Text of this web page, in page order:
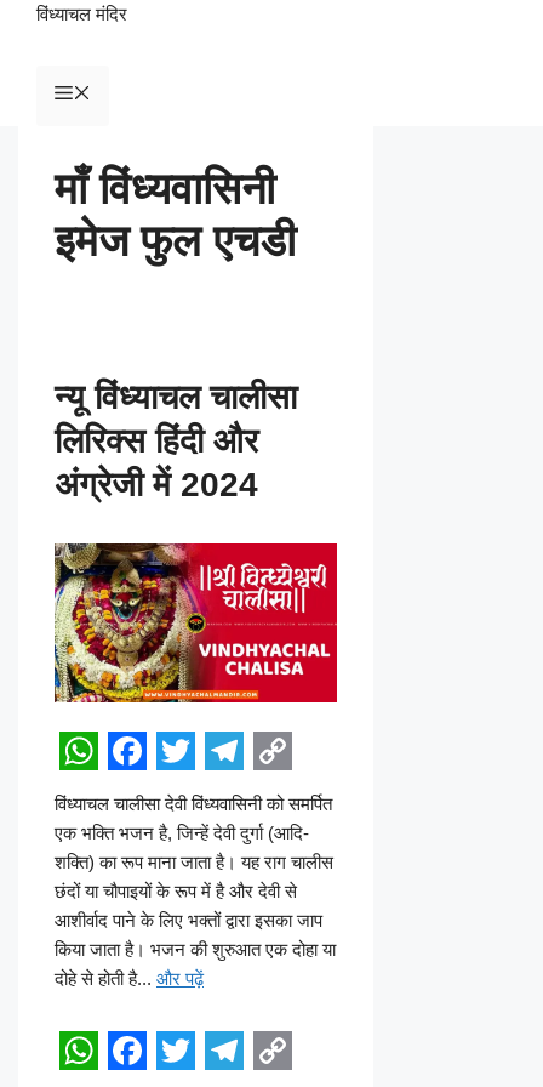
विंध्याचल मंदिर
माँ विंध्यवासिनी
इमेज फुल एचडी
न्यू विंध्याचल चालीसा
लिरिक्स हिंदी और
अंग्रेजी में 2024
W
h
a
t
s
A
p
p
F
a
c
e
b
o
o
k
T
w
i
t
t
e
r
T
e
l
e
g
a
m
C
o
p
y
L
n
k
विंध्याचल चालीसा देवी विंध्यवासिनी को समर्पित
एक भक्ति भजन है, जिन्हें देवी दुर्गा (आदि-
शक्ति) का रूप माना जाता है। यह राग चालीस
छंदों या चौपाइयों के रूप में है और देवी से
आशीर्वाद पाने के लिए भक्तों द्वारा इसका जाप
किया जाता है। भजन की शुरुआत एक दोहा या
दोहे से होती है... और पढ़ें